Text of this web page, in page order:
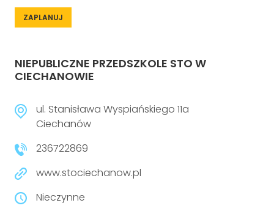
ZAPLANUJ
NIEPUBLICZNE PRZEDSZKOLE STO W
CIECHANOWIE
ul. Stanisława Wyspiańskiego 11a
Ciechanów
236722869
www.stociechanow.pl
Nieczynne